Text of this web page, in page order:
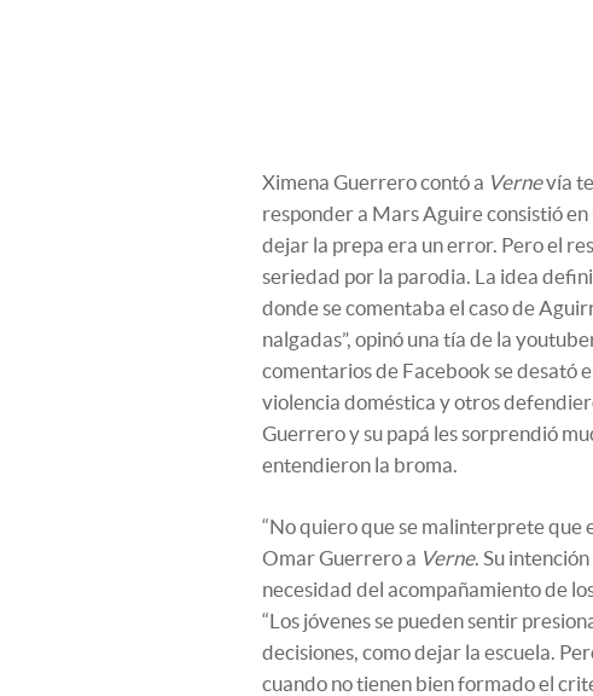
Ximena Guerrero contó a Vernevía
responder a Mars Aguire consistió
dejar la prepa era un error. Pero el
seriedad por la parodia. La idea
donde se comentaba el caso de
nalgadas”, opinó una tía de la
comentarios de Facebook se desató
violencia doméstica y otros
Guerrero y su papá les sorprendió
entendieron la broma.
“No quiero que se malinterprete que
Omar Guerrero a Verne. Su
necesidad del acompañamiento de
“Los jóvenes se pueden sentir
decisiones, como dejar la escuela.
cuando no tienen bien formado el